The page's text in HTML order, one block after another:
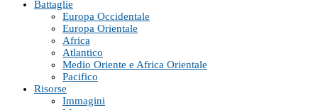
Battaglie
Europa Occidentale
Europa Orientale
Africa
Atlantico
Medio Oriente e Africa Orientale
Pacifico
Risorse
Immagini